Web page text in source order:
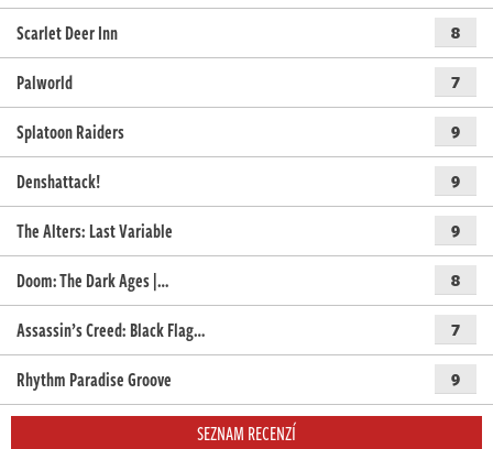
Scarlet Deer Inn
8
Palworld 7
Splatoon Raiders 9
Denshattack! 9
The Alters: Last Variable 9
Doom: The Dark Ages |… 8
Assassin’s Creed: Black Flag… 7
Rhythm Paradise Groove 9
SEZNAM RECENZÍ